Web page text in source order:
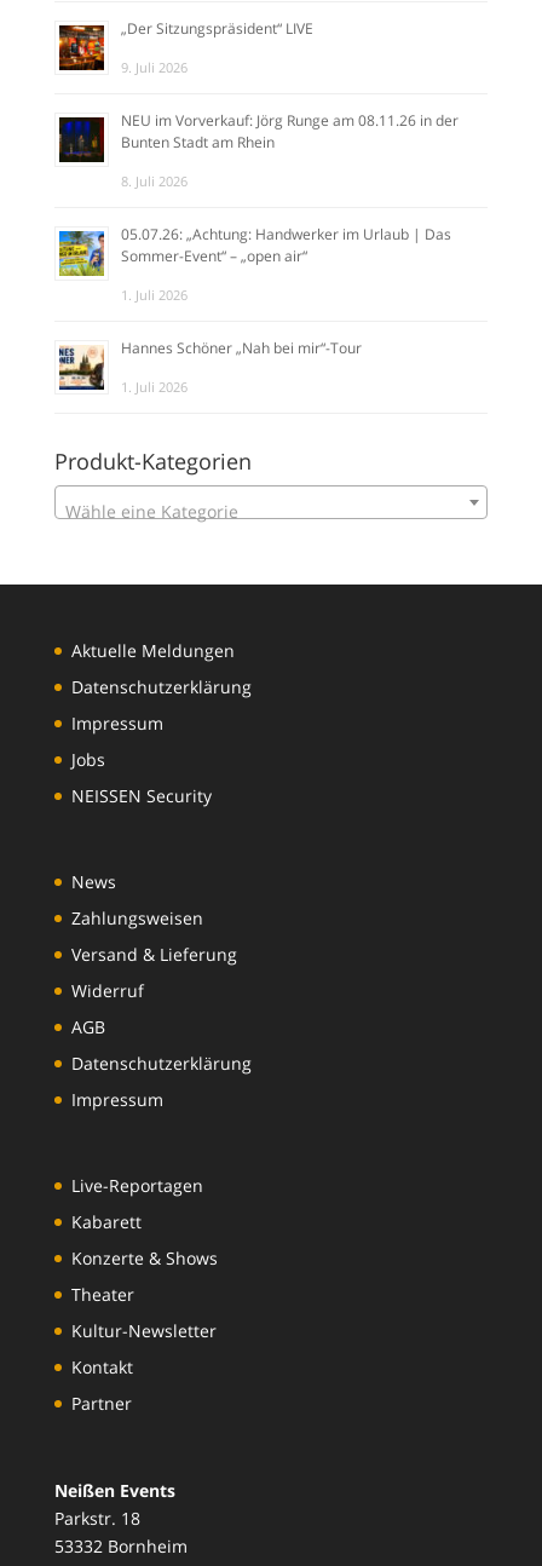
„Der Sitzungspräsident“ LIVE
9. Juli 2026
NEU im Vorverkauf: Jörg Runge am 08.11.26 in der
Bunten Stadt am Rhein
8. Juli 2026
05.07.26: „Achtung: Handwerker im Urlaub | Das
Sommer-Event“ – „open air“
1. Juli 2026
Hannes Schöner „Nah bei mir“-Tour
1. Juli 2026
Produkt-Kategorien
Wähle eine Kategorie
Aktuelle Meldungen
Datenschutzerklärung
Impressum
Jobs
NEISSEN Security
News
Zahlungsweisen
Versand & Lieferung
Widerruf
AGB
Datenschutzerklärung
Impressum
Live-Reportagen
Kabarett
Konzerte & Shows
Theater
Kultur-Newsletter
Kontakt
Partner
Neißen Events
Parkstr. 18
53332 Bornheim